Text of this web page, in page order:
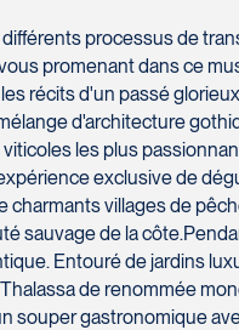
processus de
promenant dans ce
récits d'un passé
d'architecture
les plus
exclusive de
villages de
sauvage de la
Entouré de jardins
de renommée
souper gastronomique